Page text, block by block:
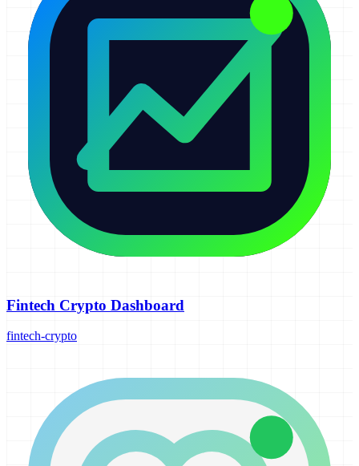
Fintech Crypto Dashboard
fintech-crypto